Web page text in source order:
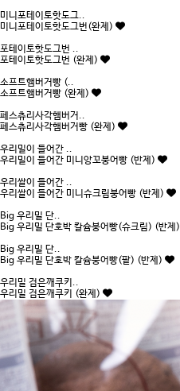
미니포테이토핫도그..
미니포테이토핫도그번(완제)
포테이토핫도그번 ..
포테이토핫도그번 (완제)
소프트햄버거빵 (..
소프트햄버거빵 (완제)
페스츄리사각햄버거..
페스츄리사각햄버거빵 (완제)
우리밀이 들어간 ..
우리밀이 들어간 미니앙꼬붕어빵 (반제)
우리쌀이 들어간 ..
우리쌀이 들어간 미니슈크림붕어빵 (반제)
Big 우리밀 단..
Big 우리밀 단호박 칼슘붕어빵(슈크림) (반제)
Big 우리밀 단..
Big 우리밀 단호박 칼슘붕어빵(팥) (반제)
우리밀 검은깨쿠키..
우리밀 검은깨쿠키 (완제)